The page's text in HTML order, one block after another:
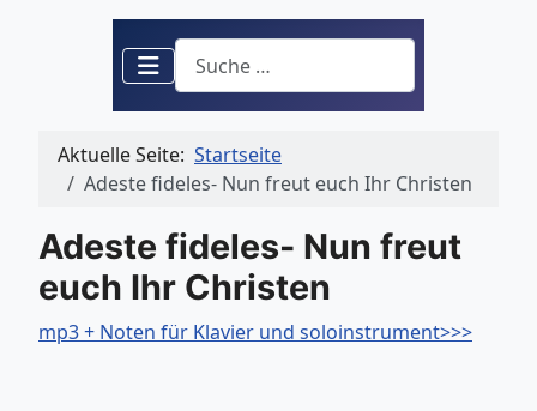
Suchen
Aktuelle Seite: Startseite
Adeste fideles- Nun freut euch Ihr Christen
Adeste fideles- Nun freut
euch Ihr Christen
mp3 + Noten für Klavier und soloinstrument>>>